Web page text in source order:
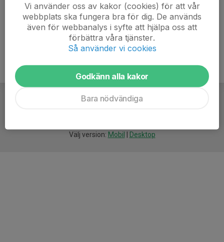
Välj version: Mobil Desktop
Vi använder oss av kakor (cookies) för att vår
webbplats ska fungera bra för dig. De används
även för webbanalys i syfte att hjälpa oss att
förbättra våra tjänster.
Så använder vi cookies
Godkänn alla kakor
Bara nödvändiga